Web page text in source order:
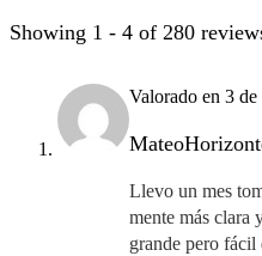
Showing 1 - 4 of 280
Valorado en 3 de
Llevo un mes
mente más clara
grande pero fácil